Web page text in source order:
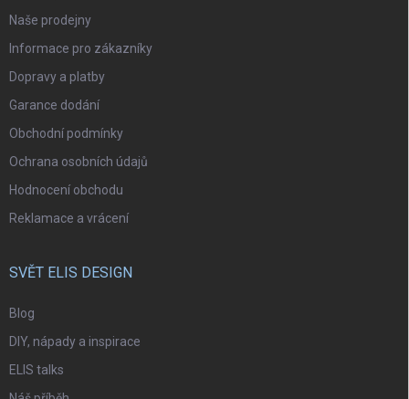
Naše prodejny
Informace pro zákazníky
Dopravy a platby
Garance dodání
Obchodní podmínky
Ochrana osobních údajů
Hodnocení obchodu
Reklamace a vrácení
SVĚT ELIS DESIGN
Blog
DIY, nápady a inspirace
ELIS talks